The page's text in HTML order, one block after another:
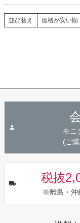
並び替え 価格が安い順
モニ
(ご
税抜
※離島・沖